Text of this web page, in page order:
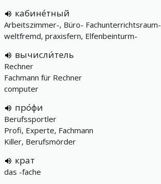
кабине́тный
Arbeitszimmer-, Büro- Fachunterrichtsraum-
weltfremd, praxisfern, Elfenbeinturm-
вычисли́тель
Rechner
Fachmann für Rechner
computer
про́фи
Berufssportler
Profi, Experte, Fachmann
Killer, Berufsmörder
крат
das -fache